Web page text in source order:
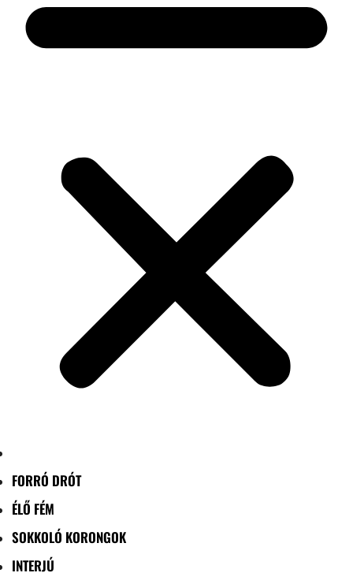
FORRÓ DRÓT
ÉLŐ FÉM
SOKKOLÓ KORONGOK
INTERJÚ